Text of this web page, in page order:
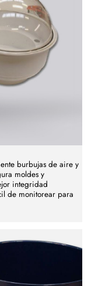
burbujas de aire y
moldes y
integridad
de monitorear para